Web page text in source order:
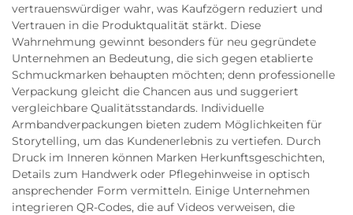
vertrauenswürdiger wahr, was Kaufzögern reduziert und
Vertrauen in die Produktqualität stärkt. Diese
Wahrnehmung gewinnt besonders für neu gegründete
Unternehmen an Bedeutung, die sich gegen etablierte
Schmuckmarken behaupten möchten; denn professionelle
Verpackung gleicht die Chancen aus und suggeriert
vergleichbare Qualitätsstandards. Individuelle
Armbandverpackungen bieten zudem Möglichkeiten für
Storytelling, um das Kundenerlebnis zu vertiefen. Durch
Druck im Inneren können Marken Herkunftsgeschichten,
Details zum Handwerk oder Pflegehinweise in optisch
ansprechender Form vermitteln. Einige Unternehmen
integrieren QR-Codes, die auf Videos verweisen, die